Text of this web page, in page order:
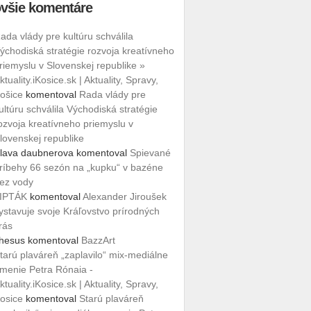
komentáre
vlády pre kultúru schválila
stratégie rozvoja kreatívneho
v Slovenskej republike »
| Aktuality, Spravy,
komentoval Rada vlády pre
schválila Východiská stratégie
kreatívneho priemyslu v
republike
daubnerova komentoval Spievané
66 sezón na „kupku“ v bazéne
vody
komentovalAlexander Jiroušek
svoje Kráľovstvo prírodných
komentoval BazzArt
plaváreň „zaplavilo“ mix-mediálne
Petra Rónaia -
| Aktuality, Spravy,
komentoval Starú plaváreň